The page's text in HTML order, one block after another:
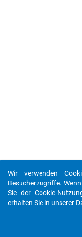
Wir verwenden
Besucherzugriffe.
Sie der Cookie-
erhalten Sie in unserer